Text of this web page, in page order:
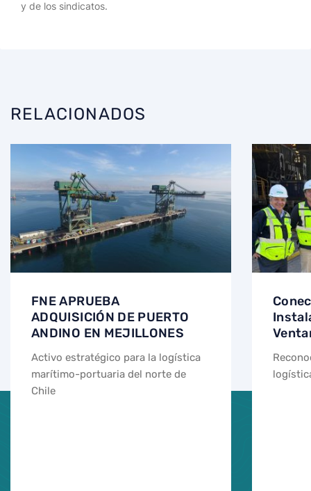
y de los sindicatos.
RELACIONADOS
FNE APRUEBA
ADQUISICIÓN DE PUERTO
ANDINO EN MEJILLONES
Activo estratégico para la logística
marítimo-portuaria del norte de
Chile